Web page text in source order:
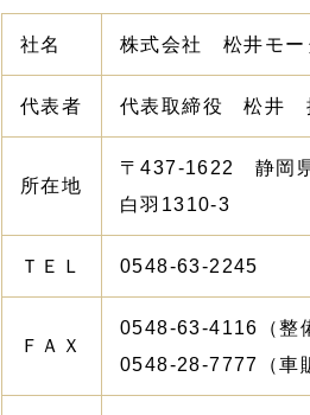
社名 株式会社 松井モー
代表者 代表取締役 松井
所在地
〒437-1622 静岡
白羽1310-3
ＴＥＬ 0548-63-2245
ＦＡＸ
0548-63-4116（整
0548-28-7777（車